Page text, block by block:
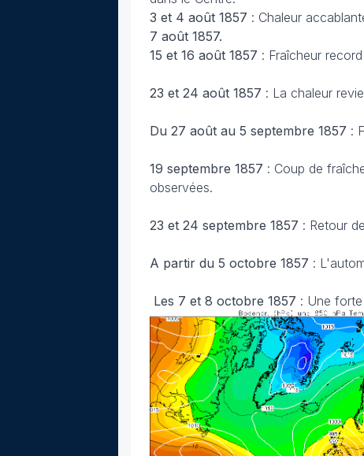
3 et 4 août 1857 : Chaleur
7 août 1857.
15 et 16 août 1857 : Fraîcheur
23 et 24 août 1857 : La chaleur
Du 27 août au 5 septembre 1857 :
19 septembre 1857 : Coup de
observées.
23 et 24 septembre 1857 : Retour
A partir du 5 octobre 1857 :
Les 7 et 8 octobre 1857 : Une